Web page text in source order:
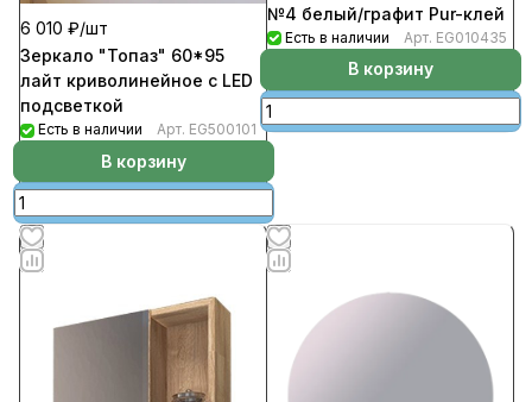
6 010 ₽/шт
Зеркало "Топаз" 60*95
лайт криволинейное c LED
подсветкой
Есть в наличии Арт. EG500101
В корзину
№4 белый/графит Pur-клей
Есть в наличии Арт. EG010435
В корзину